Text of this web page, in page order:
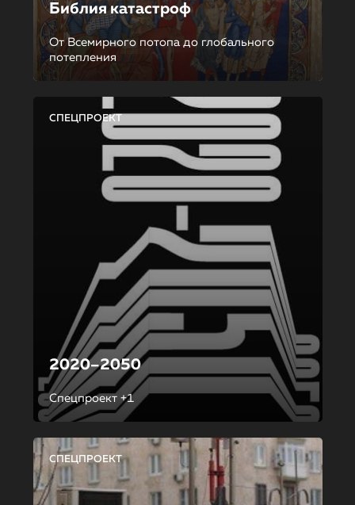
Библия катастроф
От Всемирного потопа до глобального
потепления
СПЕЦПРОЕКТ
2020–2050
Спецпроект +1
СПЕЦПРОЕКТ